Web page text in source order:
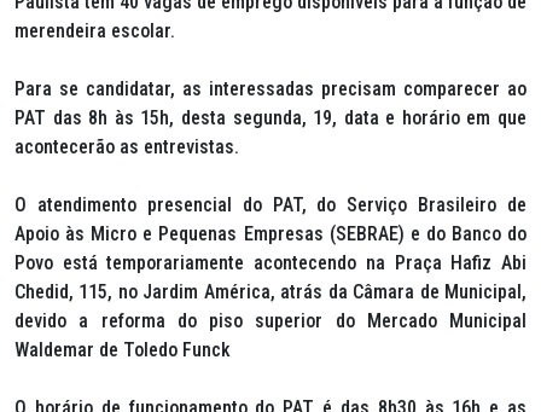
merendeira escolar.
Para se candidatar, as interessadas precisam comparecer ao
PAT das 8h às 15h, desta segunda, 19, data e horário em que
acontecerão as entrevistas.
O atendimento presencial do PAT, do Serviço Brasileiro de
Apoio às Micro e Pequenas Empresas (SEBRAE) e do Banco do
Povo está temporariamente acontecendo na Praça Hafiz Abi
Chedid, 115, no Jardim América, atrás da Câmara de Municipal,
devido a reforma do piso superior do Mercado Municipal
Waldemar de Toledo Funck